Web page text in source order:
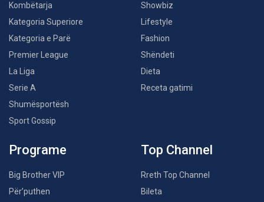
Kombëtarja
Kategoria Superiore
Kategoria e Parë
Premier League
La Liga
Serie A
Shumësportësh
Sport Gossip
Showbiz
Lifestyle
Fashion
Shëndeti
Dieta
Receta gatimi
Programe
Big Brother VIP
Për’puthen
Top Channel
Rreth Top Channel
Bileta